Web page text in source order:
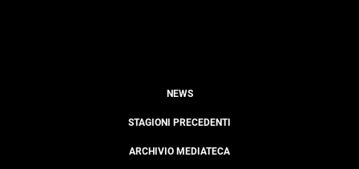
NEWS
STAGIONI PRECEDENTI
ARCHIVIO MEDIATECA